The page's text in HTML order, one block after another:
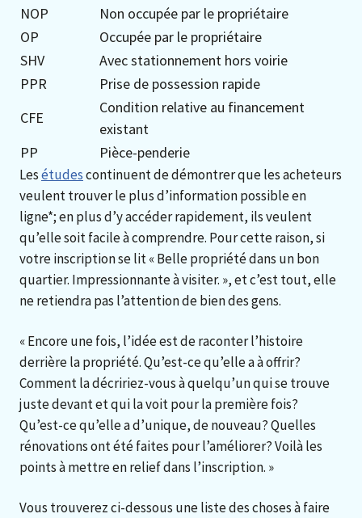
NOP
Non occupée par le propriétaire
OP
Occupée par le propriétaire
SHV
Avec stationnement hors voirie
PPR
Prise de possession rapide
CFE
Condition relative au financement
existant
PP
Pièce-penderie
Lesétudescontinuent de démontrer que les acheteurs
veulent trouver le plus d’information possible en
ligne*; en plus d’y accéder rapidement, ils veulent
qu’elle soit facile à comprendre. Pour cette raison, si
votre inscription se lit « Belle propriété dans un bon
quartier. Impressionnante à visiter. », et c’est tout, elle
ne retiendra pas l’attention de bien des gens.
« Encore une fois, l’idée est de raconter l’histoire
derrière la propriété. Qu’est-ce qu’elle a à offrir?
Comment la décririez-vous à quelqu’un qui se trouve
juste devant et qui la voit pour la première fois?
Qu’est-ce qu’elle a d’unique, de nouveau? Quelles
rénovations ont été faites pour l’améliorer? Voilà les
points à mettre en relief dans l’inscription. »
Vous trouverez ci-dessous une liste des choses à faire